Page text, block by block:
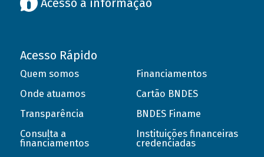
Acesso à informação
Acesso Rápido
Quem somos
Onde atuamos
Transparência
Consulta a
financiamentos
Financiamentos
Cartão BNDES
BNDES Finame
Instituições financeiras
credenciadas